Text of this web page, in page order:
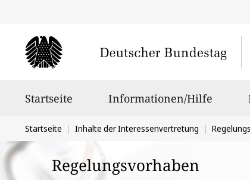
Startseite Informationen/Hilfe
Sie
befinden
sich
Startseite Inhalte der Interessenvertretung
Regelungsvorhaben